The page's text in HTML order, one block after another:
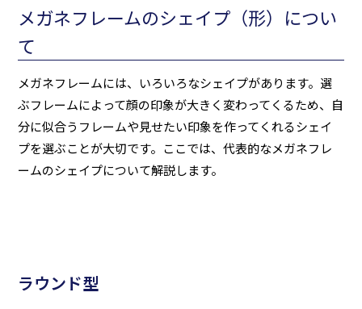
メガネフレームのシェイプ（形）につい
て
メガネフレームには、いろいろなシェイプがあります。選
ぶフレームによって顔の印象が大きく変わってくるため、自
分に似合うフレームや見せたい印象を作ってくれるシェイ
プを選ぶことが大切です。ここでは、代表的なメガネフレ
ームのシェイプについて解説します。
ラウンド型